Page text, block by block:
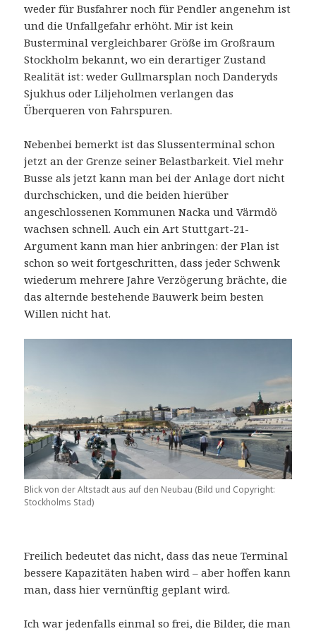
weder für Busfahrer noch für Pendler angenehm ist
und die Unfallgefahr erhöht. Mir ist kein
Busterminal vergleichbarer Größe im Großraum
Stockholm bekannt, wo ein derartiger Zustand
Realität ist: weder Gullmarsplan noch Danderyds
Sjukhus oder Liljeholmen verlangen das
Überqueren von Fahrspuren.
Nebenbei bemerkt ist das Slussenterminal schon
jetzt an der Grenze seiner Belastbarkeit. Viel mehr
Busse als jetzt kann man bei der Anlage dort nicht
durchschicken, und die beiden hierüber
angeschlossenen Kommunen Nacka und Värmdö
wachsen schnell. Auch ein Art Stuttgart-21-
Argument kann man hier anbringen: der Plan ist
schon so weit fortgeschritten, dass jeder Schwenk
wiederum mehrere Jahre Verzögerung brächte, die
das alternde bestehende Bauwerk beim besten
Willen nicht hat.
Blick von der Altstadt aus auf den Neubau (Bild und Copyright:
Stockholms Stad)
Freilich bedeutet das nicht, dass das neue Terminal
bessere Kapazitäten haben wird – aber hoffen kann
man, dass hier vernünftig geplant wird.
Ich war jedenfalls einmal so frei, die Bilder, die man